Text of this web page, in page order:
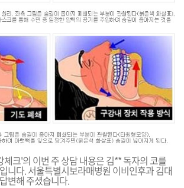
크'의 이번 주 상담 내용은 김** 독자의 코를
니다. 서울특별시보라매병원 이비인후과 김대
변해 주셨습니다.